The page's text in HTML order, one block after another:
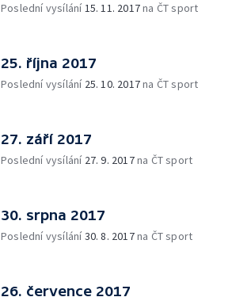
Poslední vysílání15. 11. 2017na ČT sport
25. října 2017
Poslední vysílání 25. 10. 2017na ČT sport
27. září 2017
Poslední vysílání 27. 9. 2017na ČT sport
30. srpna 2017
Poslední vysílání30. 8. 2017na ČT sport
26. července 2017